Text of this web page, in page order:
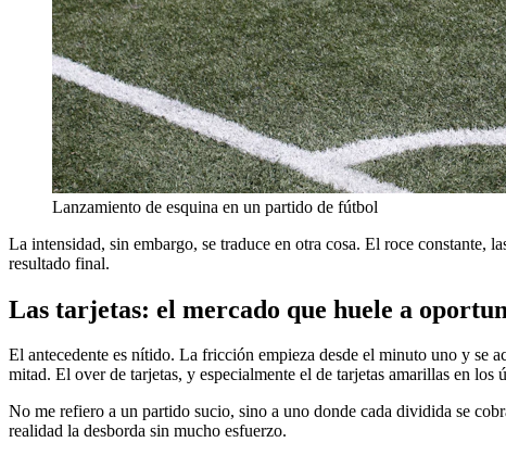
Lanzamiento de esquina en un partido de fútbol
La intensidad, sin embargo, se traduce en otra cosa. El roce constante,
resultado final.
Las tarjetas: el mercado que huele a
El antecedente es nítido. La fricción empieza desde el minuto uno y se
mitad. El over de tarjetas, y especialmente el de tarjetas amarillas en
No me refiero a un partido sucio, sino a uno donde cada dividida se
realidad la desborda sin mucho esfuerzo.